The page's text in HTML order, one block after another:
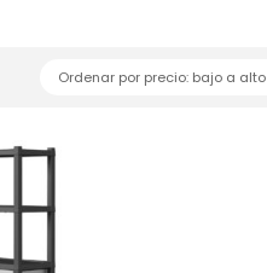
Ordenar por precio: bajo a alto